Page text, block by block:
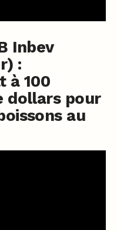
Inbev
:
à 100
dollars pour
au